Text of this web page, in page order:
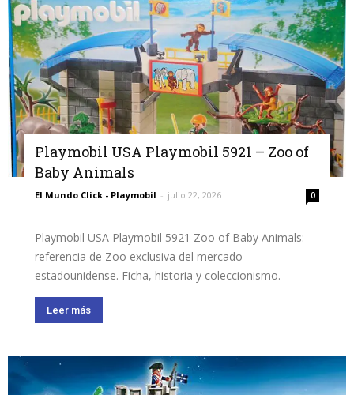
Playmobil USA Playmobil 5921 – Zoo of
Baby Animals
El Mundo Click - Playmobil - julio 22, 2026 0
Playmobil USA Playmobil 5921 Zoo of Baby Animals:
referencia de Zoo exclusiva del mercado
estadounidense. Ficha, historia y coleccionismo.
Leer más